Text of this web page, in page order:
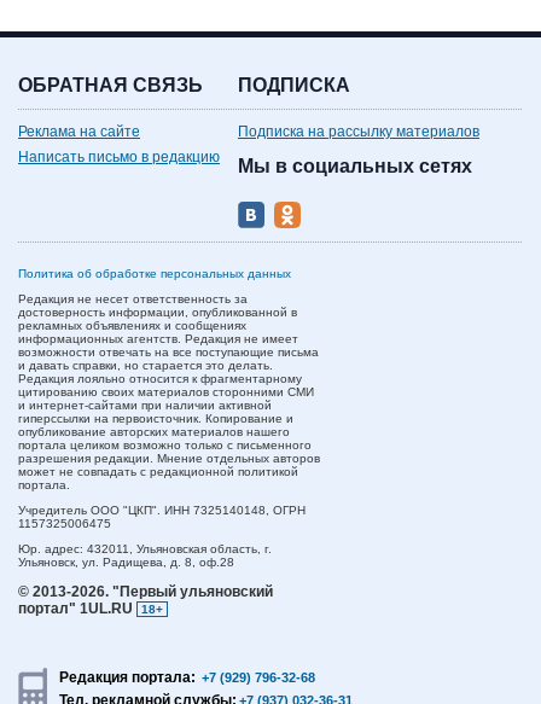
ОБРАТНАЯ СВЯЗЬ
Реклама на сайте
Написать письмо в редакцию
ПОДПИСКА
Подписка на рассылку материалов
Мы в социальных сетях
Политика об обработке персональных данных
Редакция не несет ответственность за
достоверность информации, опубликованной в
рекламных объявлениях и сообщениях
информационных агентств. Редакция не имеет
возможности отвечать на все поступающие письма
и давать справки, но старается это делать.
Редакция лояльно относится к фрагментарному
цитированию своих материалов сторонними СМИ
и интернет-сайтами при наличии активной
гиперссылки на первоисточник. Копирование и
опубликование авторских материалов нашего
портала целиком возможно только с письменного
разрешения редакции. Мнение отдельных авторов
может не совпадать с редакционной политикой
портала.
Учредитель ООО "ЦКП". ИНН 7325140148, ОГРН
1157325006475
Юр. адрес: 432011, Ульяновская область, г.
Ульяновск, ул. Радищева, д. 8, оф.28
© 2013-2026. "Первый ульяновский
портал" 1UL.RU
18+
Редакция портала: +7 (929) 796-32-68
+7 (937) 032-36-31